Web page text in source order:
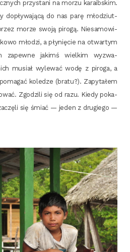
przy­sta­ni na morzu kara­ib­skim.
dopły­wa­ją­cą do nas parę mło­dziut­
morze swo­ją piro­gą. Nie­sa­mo­wi­
mło­dzi, a pły­nię­cie na otwar­tym
zapew­ne jakimś wiel­kim wyzwa­
musiał wyle­wać wodę z piro­ga, a
kole­dze (bra­tu?). Zapy­ta­łem
Zgo­dzi­li się od razu. Kie­dy poka­
się śmiać — jeden z dru­gie­go —